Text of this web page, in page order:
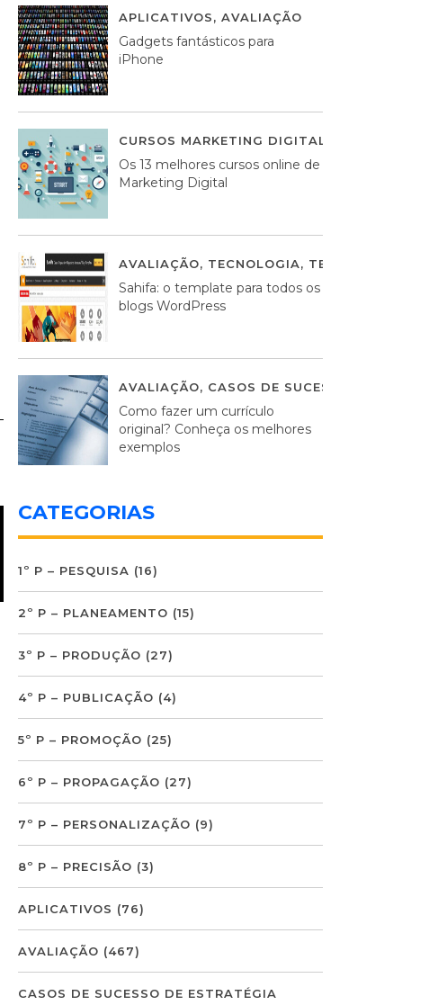
APLICATIVOS,AVALIAÇÃO
Gadgets fantásticos para
iPhone
CURSOS MARKETING DIGITAL
Os 13 melhores cursos online de
Marketing Digital
AVALIAÇÃO, TECNOLOGIA, TEMPLATES
Sahifa: o template para todos os
blogs WordPress
AVALIAÇÃO, CASOS DE SUCESSO DE
Como fazer um currículo
original? Conheça os melhores
exemplos
CATEGORIAS
1º P – PESQUISA (16)
2º P – PLANEAMENTO (15)
3º P – PRODUÇÃO (27)
4º P – PUBLICAÇÃO (4)
5º P – PROMOÇÃO (25)
6º P – PROPAGAÇÃO (27)
7º P – PERSONALIZAÇÃO (9)
8º P – PRECISÃO (3)
APLICATIVOS (76)
AVALIAÇÃO (467)
CASOS DE SUCESSO DE ESTRATÉGIA